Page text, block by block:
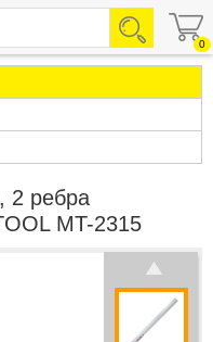
0
2 ребра
MT-2315